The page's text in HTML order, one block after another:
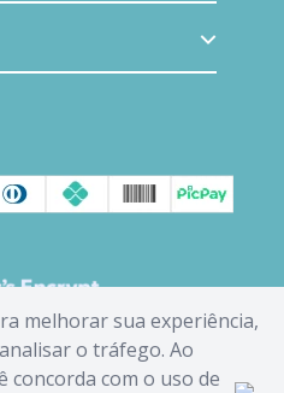
melhorar sua experiência,
o tráfego. Ao
concorda com o uso de